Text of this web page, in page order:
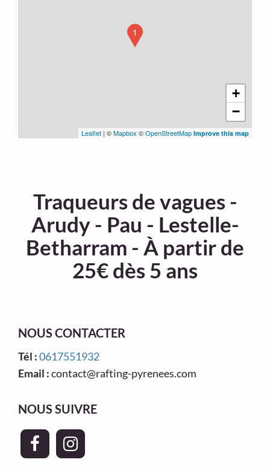
1
+
−
Leaflet | ©Mapbox ©OpenStreetMap Improve this map
Traqueurs de vagues -
Arudy - Pau - Lestelle-
Betharram - À partir de
25€ dès 5 ans
NOUS CONTACTER
Tél :0617551932
Email :contact@rafting-pyrenees.com
NOUS SUIVRE